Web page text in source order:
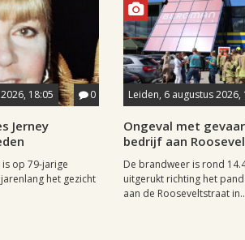
18:05 0
Jerney
is op 79-jarige
het gezicht
Leiden, 6 augustus 2026,
Ongeval met
bedrijf aan
De brandweer is rond
uitgerukt richting het
aan de Rooseveltstraat